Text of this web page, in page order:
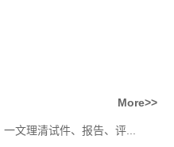
More>>
文理清试件、报告、评...